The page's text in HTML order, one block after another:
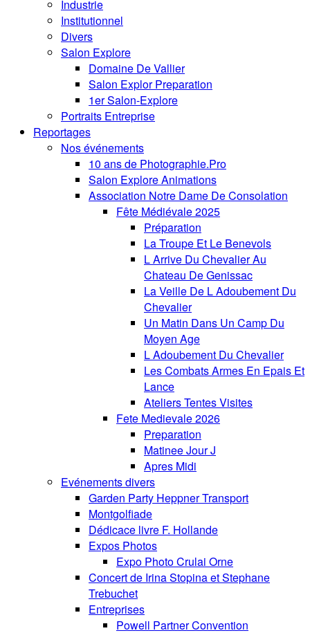
Industrie
Institutionnel
Divers
Salon Explore
Domaine De Vallier
Salon Explor Preparation
1er Salon-Explore
Portraits Entreprise
Reportages
Nos événements
10 ans de Photographie.Pro
Salon Explore Animations
Association Notre Dame De Consolation
Fête Médiévale 2025
Préparation
La Troupe Et Le Benevols
L Arrive Du Chevalier Au
Chateau De Genissac
La Veille De L Adoubement Du
Chevalier
Un Matin Dans Un Camp Du
Moyen Age
L Adoubement Du Chevalier
Les Combats Armes En Epais Et
Lance
Ateliers Tentes Visites
Fete Medievale 2026
Preparation
Matinee Jour J
Apres Midi
Evénements divers
Garden Party Heppner Transport
Montgolfiade
Dédicace livre F. Hollande
Expos Photos
Expo Photo Crulai Orne
Concert de Irina Stopina et Stephane
Trebuchet
Entreprises
Powell Partner Convention